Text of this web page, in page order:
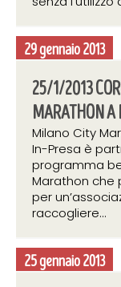
29 gennaio 2013
25 gennaio 2013
25/1/2013
MARATHON
Milano City
In-Presa è
programma
Marathon che
per
raccogliere...